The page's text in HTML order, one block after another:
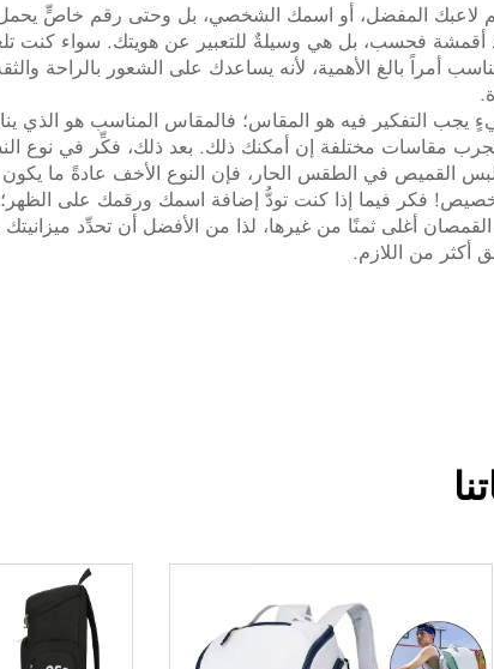
لاعبك المفضل، أو اسمك الشخصي، بل وحتى رقم خاصٍّ
فحسب، بل هي وسيلةٌ للتعبير عن هويتك. سواء كنت
بالغ الأهمية، لأنه يساعدك على الشعور بالراحة
التفكير فيه هو المقاس؛ فالمقاس المناسب هو
مقاسات مختلفة إن أمكنك ذلك. بعد ذلك، فكِّر في نوع
القميص في الطقس الحار، فإن النوع الأخف عادةً ما
فكر فيما إذا كنت تودُّ إضافة اسمك ورقمك على
أغلى ثمنًا من غيرها، لذا من الأفضل أن تحدِّد
أكثر من اللازم.